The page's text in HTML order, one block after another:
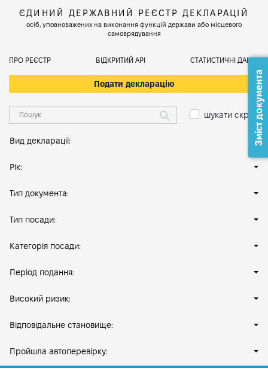
ЄДИНИЙ ДЕРЖАВНИЙ РЕЄСТР ДЕКЛАРАЦІЙ
осіб, уповноважених на виконання функцій держави або місцевого
самоврядування
ПРО РЕЄСТР ВІДКРИТИЙ АРІ СТАТИСТИЧНІ ДАНІ
Подати декларацію
шукати скрізь
Вид декларації:
Рік:
Тип документа:
Тип посади:
Категорія посади:
Період подання:
Високий ризик:
Відповідальне становище:
Пройшла автоперевірку:
Зміст документа